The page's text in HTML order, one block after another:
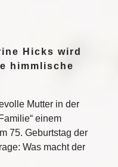
Hicks wird
himmlische
Mutter in der
einem
75. Geburtstag der
Was macht der